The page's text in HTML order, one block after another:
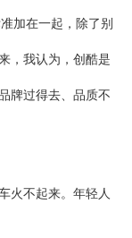
加在一起，除了别
，我认为，创酷是
牌过得去、品质不
火不起来。年轻人